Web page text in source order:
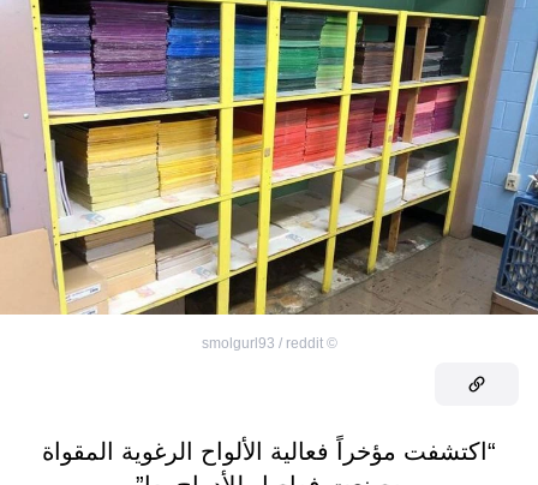
©
smolgurl93 / reddit
“اكتشفت مؤخراً فعالية الألواح الرغوية المقواة